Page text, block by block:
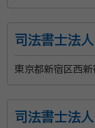
司法書士法
東京都新宿区西新
司法書士法